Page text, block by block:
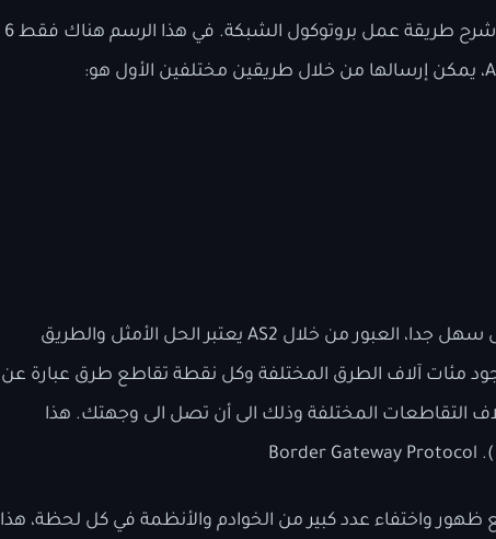
في الرسم البياني السابق، يتم وبشكل مبسط جدا شرح طريقة عمل بروتوكول الشبكة. في هذا الرسم هناك فقط 6
في هذا الرسم البياني قد يبدو اختيار الطريق الأفضل سهل جدا، العبور من خلال AS2 يعتبر الحل الأمثل والطريق
مئات آلاف الطرق المختلفة وكل نقطة تقاطع طرق عبارة عن
التقاطعات المختلفة وذلك الى أن تصل الى وجهتك. هذا
واختفاء عدد كبير من الخوادم والأنظمة في كل لحظة، هذا